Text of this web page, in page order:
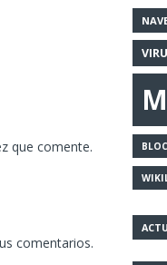
que comente.
comentarios.